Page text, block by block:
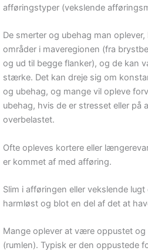
afføringstyper (vekslende
De smerter og ubehag man
områder i maveregionen (fra
og ud til begge flanker), og de kan
stærke. Det kan dreje sig om
og ubehag, og mange vil opleve
ubehag, hvis de er stresset eller på
overbelastet.
Ofte opleves kortere eller
er kommet af med afføring.
Slim i afføringen eller vekslende
harmløst og blot en del af det at
Mange oplever at være oppustet
(rumlen). Typisk er den oppustede